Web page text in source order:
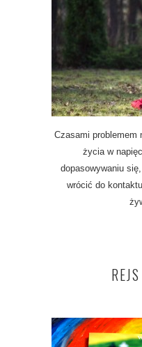
Czasami
życia w
dopasowywaniu
wrócić do